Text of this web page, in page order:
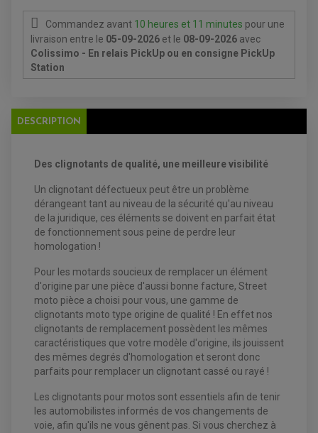
CHARGEUR BATTERIE
CLIGNOTANT MOTO
CLIGNOTANT TYPE ORIGINE
DÉMARREUR
FEUX ADDITIONNELS
KIT RECONDITIONNEMENT DEMARREUR
ATELIER, PADDOCK, STAND
ANTIPARASITE NGK
FILTRE A AIR
FILTRE A HUILE
FILTRE ET ACCESSOIRE ESSENCE
OUTILLAGE
PRODUIT D'ENTRETIEN
CHARGEUR DE BATTERIE
REDRESSEUR / RÉGULATEUR
POMPE A ESSENCE
FREINAGE
DISQUE DE FREIN ARRIERE
PLAQUETTE DE FREIN AVANT
POMPE À EAU BOYESEN
KIT RÉPARATION CARBU
KIT RÉPARATION POMPE A EAU
PIPE D'ADMISSION
RADIATEUR
DURITE RADIATEUR
Commandez avant 10 heures et 11 minutes pour une
livraison entre le 05-09-2026 et le 08-09-2026 avec
Colissimo - En relais PickUp ou en consigne PickUp
Station
DESCRIPTION
Des clignotants de qualité, une meilleure visibilité
Un clignotant défectueux peut être un problème
dérangeant tant au niveau de la sécurité qu'au niveau
de la juridique, ces éléments se doivent en parfait état
de fonctionnement sous peine de perdre leur
homologation !
Pour les motards soucieux de remplacer un élément
d'origine par une pièce d'aussi bonne facture, Street
moto pièce a choisi pour vous, une gamme de
clignotants moto type origine de qualité ! En effet nos
clignotants de remplacement possèdent les mêmes
caractéristiques que votre modèle d'origine, ils jouissent
des mêmes degrés d'homologation et seront donc
parfaits pour remplacer un clignotant cassé ou rayé !
Les clignotants pour motos sont essentiels afin de tenir
les automobilistes informés de vos changements de
voie, afin qu'ils ne vous gênent pas. Si vous cherchez à